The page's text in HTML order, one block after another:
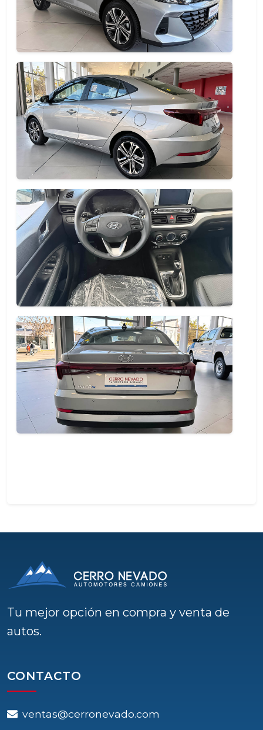
Tu mejor opción en compra y venta de
autos.
CONTACTO
ventas@cerronevado.com